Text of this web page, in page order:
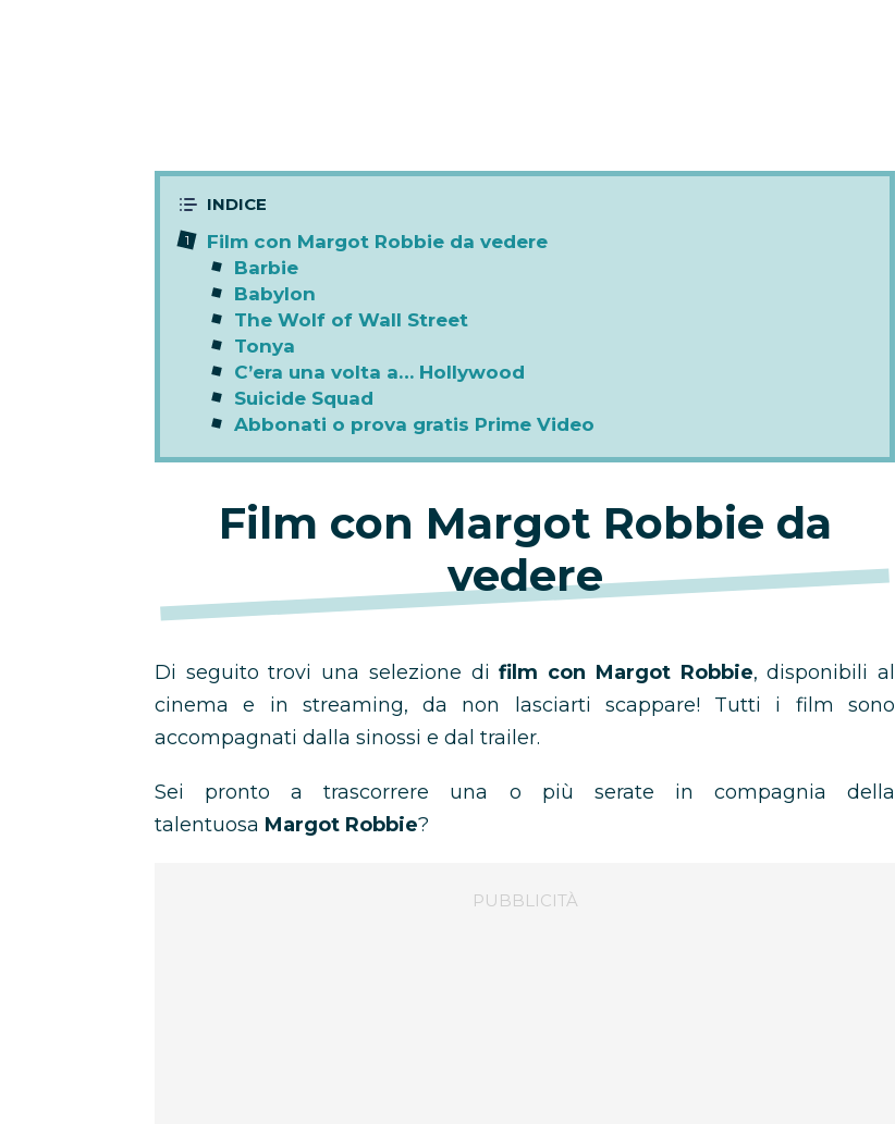
Film con Margot Robbie da vedere
Barbie
Babylon
The Wolf of Wall Street
Tonya
C’era una volta a… Hollywood
Suicide Squad
Abbonati o prova gratis Prime Video
Film con Margot Robbie da
vedere
Di seguito trovi una selezione difilm con Margot Robbie, disponibili al
cinema e in streaming, da non lasciarti scappare! Tutti i film sono
accompagnati dalla sinossi e dal trailer.
Sei pronto a trascorrere una o più serate in compagnia della
talentuosa Margot Robbie?